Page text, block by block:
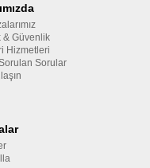
& Güvenlik
Hizmetleri
Sorular